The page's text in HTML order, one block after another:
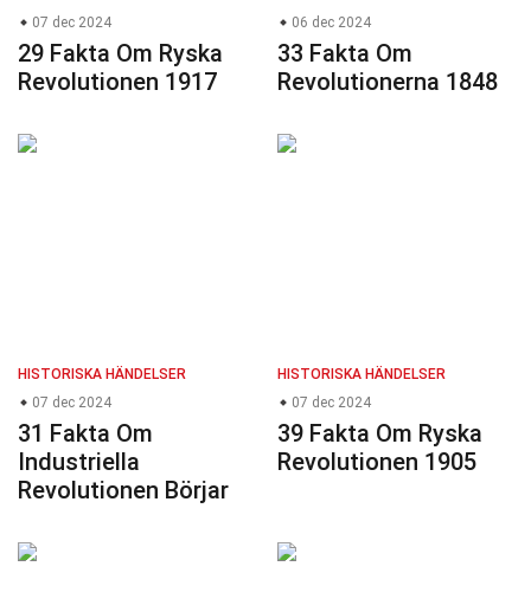
07 dec 2024
29 Fakta Om Ryska
Revolutionen 1917
06 dec 2024
33 Fakta Om
Revolutionerna 1848
HISTORISKA HÄNDELSER
07 dec 2024
31 Fakta Om
Industriella
Revolutionen Börjar
HISTORISKA HÄNDELSER
07 dec 2024
39 Fakta Om Ryska
Revolutionen 1905